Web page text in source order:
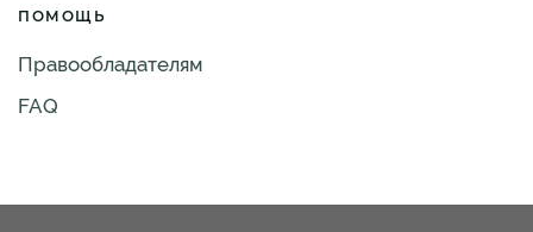
ПОМОЩЬ
Правообладателям
FAQ